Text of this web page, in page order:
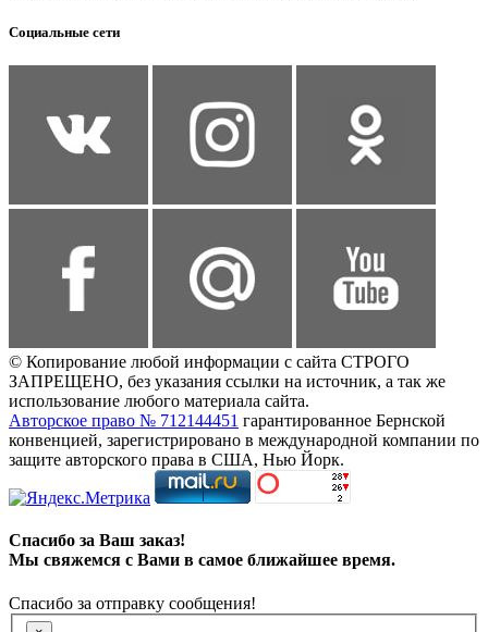
Социальные сети
© Копирование любой информации с сайта СТРОГО
ЗАПРЕЩЕНО, без указания ссылки на источник, а так же
использование любого материала сайта.
Авторское право № 712144451 гарантированное Бернской
конвенцией, зарегистрировано в международной компании по
защите авторского права в США, Нью Йорк.
Спасибо за Ваш заказ!
Мы свяжемся с Вами в самое ближайшее время.
Спасибо за отправку сообщения!